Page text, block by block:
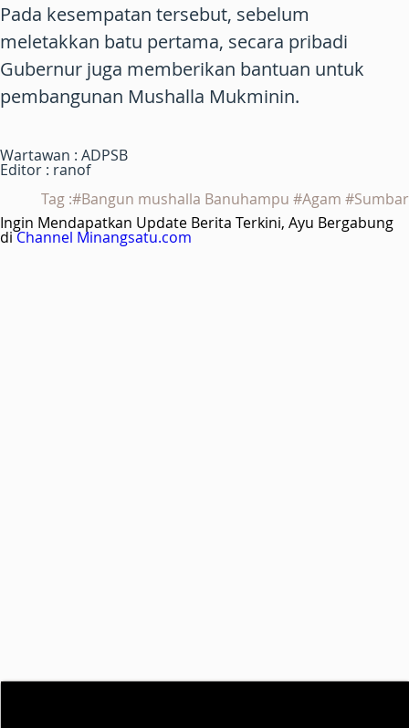
Pada kesempatan tersebut, sebelum
meletakkan batu pertama, secara pribadi
Gubernur juga memberikan bantuan untuk
pembangunan Mushalla Mukminin.
Wartawan : ADPSB
Editor : ranof
Tag :#Bangun mushalla Banuhampu #Agam #Sumbar
Ingin Mendapatkan Update Berita Terkini, Ayu Bergabung
diChannel Minangsatu.com